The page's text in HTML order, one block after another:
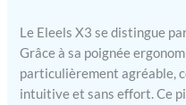
Le Eleels X3 se distingue
Grâce à sa poignée
particulièrement agréable,
intuitive et sans effort. Ce